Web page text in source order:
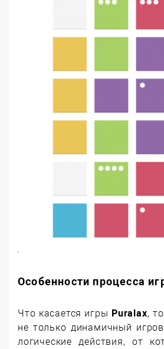
Особенности процесса
Что касается игры Puralax,
не только динамичный
логические действия, от